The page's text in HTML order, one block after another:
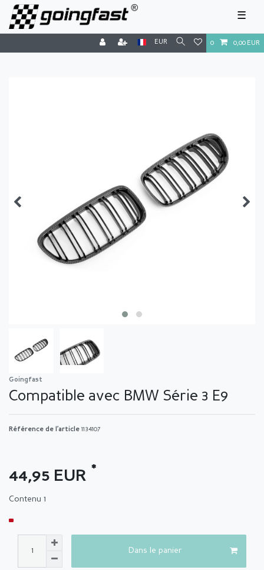
☰
EUR 0 0,00 EUR
Goingfast
Compatible avec BMW Série 3 E9
Référence de l’article 1134107
44,95 EUR *
Contenu 1
Dans le panier